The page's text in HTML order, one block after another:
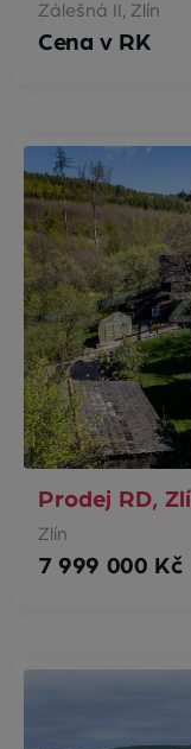
Zálešná II, Zlín
Cena v RK
Prodej RD,
Zlín
7 999 000 Kč